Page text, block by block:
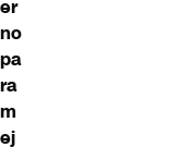
er
no
pa
ra
m
ej